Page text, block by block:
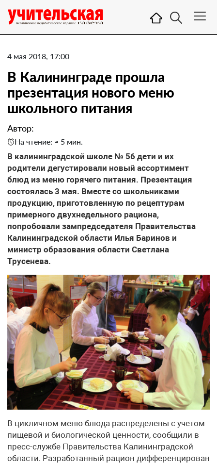
4 мая 2018, 17:00
В Калининграде прошла
презентация нового меню
школьного питания
Автор:
На чтение: ≈ 5 мин.
В калининградской школе № 56 дети и их
родители дегустировали новый ассортимент
блюд из меню горячего питания. Презентация
состоялась 3 мая. Вместе со школьниками
продукцию, приготовленную по рецептурам
примерного двухнедельного рациона,
попробовали зампредседателя Правительства
Калининградской области Илья Баринов и
министр образования области Светлана
Трусенева.
В цикличном меню блюда распределены с учетом
пищевой и биологической ценности, сообщили в
пресс-службе Правительства Калининградской
области. Разработанный рацион дифференцирован